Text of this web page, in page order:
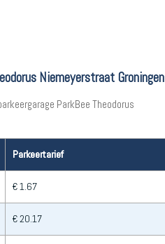
Niemeyerstraat Groningen
ParkBee Theodorus
Parkeertarief
€ 1.67
€ 20.17